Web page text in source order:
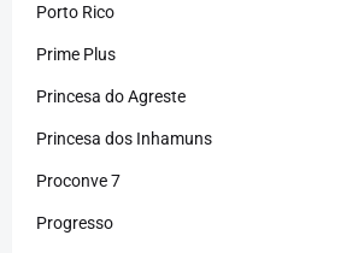
Porto Rico
Prime Plus
Princesa do Agreste
Princesa dos Inhamuns
Proconve 7
Progresso